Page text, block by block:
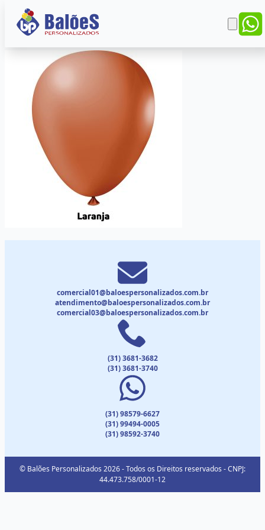
comercial01@baloespersonalizados.com.br
atendimento@baloespersonalizados.com.br
comercial03@baloespersonalizados.com.br
(31) 3681-3682
(31) 3681-3740
(31) 98579-6627
(31) 99494-0005
(31) 98592-3740
© Balões Personalizados 2026 - Todos os Direitos reservados - CNPJ:
44.473.758/0001-12